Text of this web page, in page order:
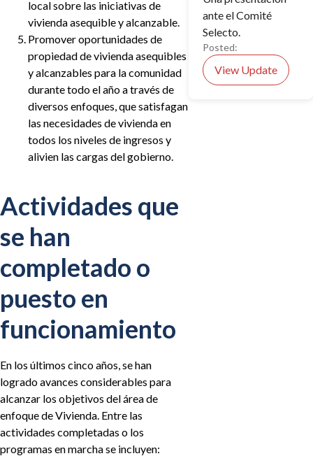
local sobre las iniciativas de
vivienda asequible y alcanzable.
Promover oportunidades de
propiedad de vivienda asequibles
y alcanzables para la comunidad
durante todo el año a través de
diversos enfoques, que satisfagan
las necesidades de vivienda en
todos los niveles de ingresos y
alivien las cargas del gobierno.
Actividades que
se han
completado o
puesto en
funcionamiento
En los últimos cinco años, se han
logrado avances considerables para
alcanzar los objetivos del área de
enfoque de Vivienda. Entre las
actividades completadas o los
programas en marcha se incluyen:
ante el Comité
Selecto.
Posted:
View Update